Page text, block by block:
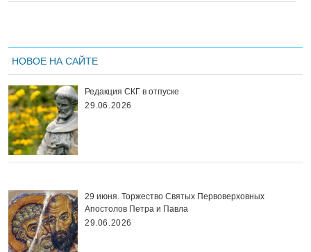
НОВОЕ НА САЙТЕ
Редакция СКГ в отпуске
29.06.2026
29 июня. Торжество Святых Первоверховных
Апостолов Петра и Павла
29.06.2026